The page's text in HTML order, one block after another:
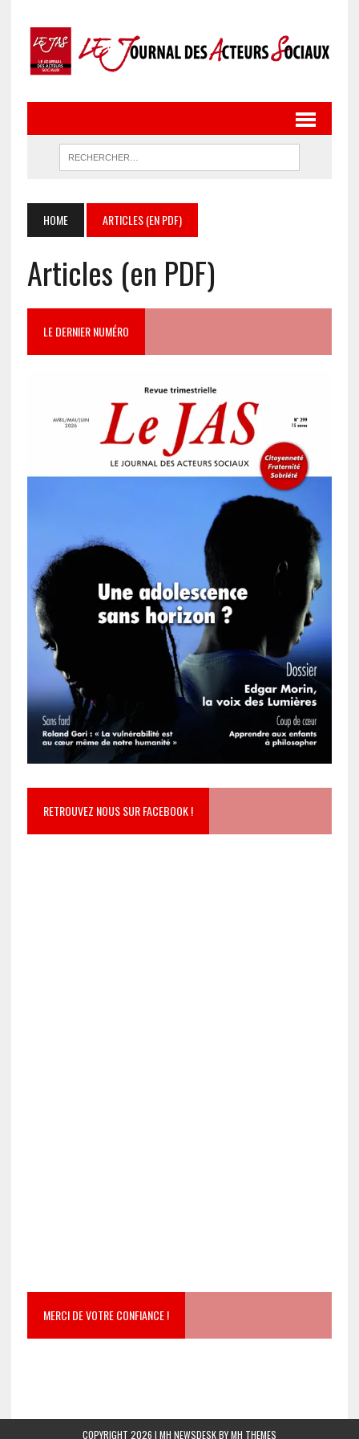
HOME ARTICLES (EN PDF)
Articles (en PDF)
LE DERNIER NUMÉRO
RETROUVEZ NOUS SUR FACEBOOK !
MERCI DE VOTRE CONFIANCE !
COPYRIGHT 2026 | MH NEWSDESK BYMH THEMES